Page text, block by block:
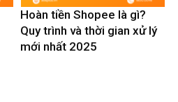
Hoàn tiền Shopee là gì?
Quy trình và thời gian xử lý
mới nhất 2025